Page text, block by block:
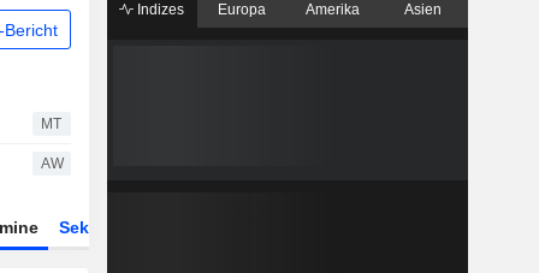
Bericht
MT
AW
Sektor
Indizes Europa Amerika Asien